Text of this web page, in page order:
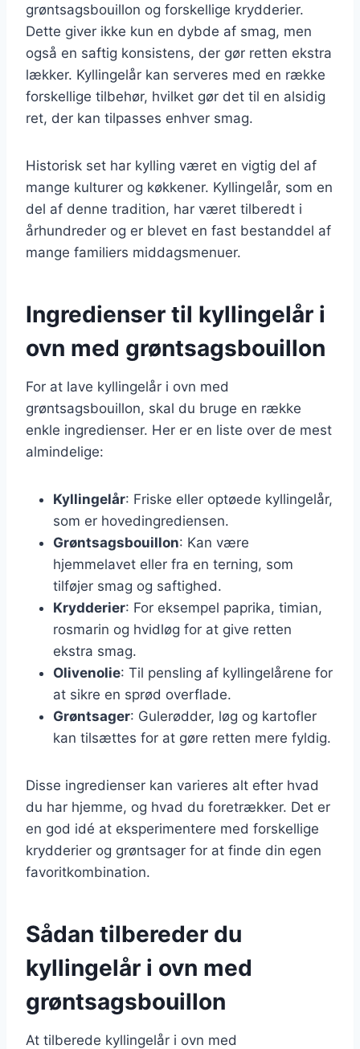
grøntsagsbouillon og forskellige krydderier.
Dette giver ikke kun en dybde af smag, men
også en saftig konsistens, der gør retten ekstra
lækker. Kyllingelår kan serveres med en række
forskellige tilbehør, hvilket gør det til en alsidig
ret, der kan tilpasses enhver smag.
Historisk set har kylling været en vigtig del af
mange kulturer og køkkener. Kyllingelår, som en
del af denne tradition, har været tilberedt i
århundreder og er blevet en fast bestanddel af
mange familiers middagsmenuer.
Ingredienser til kyllingelår i
ovn med grøntsagsbouillon
For at lave kyllingelår i ovn med
grøntsagsbouillon, skal du bruge en række
enkle ingredienser. Her er en liste over de mest
almindelige:
Kyllingelår: Friske eller optøede kyllingelår,
som er hovedingrediensen.
Grøntsagsbouillon: Kan være
hjemmelavet eller fra en terning, som
tilføjer smag og saftighed.
Krydderier: For eksempel paprika, timian,
rosmarin og hvidløg for at give retten
ekstra smag.
Olivenolie: Til pensling af kyllingelårene for
at sikre en sprød overflade.
Grøntsager: Gulerødder, løg og kartofler
kan tilsættes for at gøre retten mere fyldig.
Disse ingredienser kan varieres alt efter hvad
du har hjemme, og hvad du foretrækker. Det er
en god idé at eksperimentere med forskellige
krydderier og grøntsager for at finde din egen
favoritkombination.
Sådan tilbereder du
kyllingelår i ovn med
grøntsagsbouillon
At tilberede kyllingelår i ovn med